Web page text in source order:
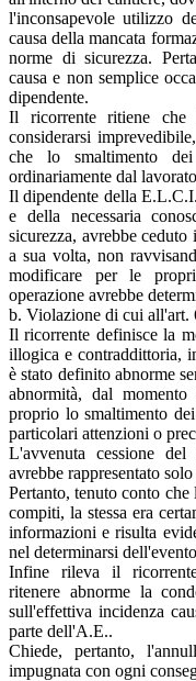
l'inconsapevole utilizzo
causa della mancata
norme di sicurezza.
causa e non semplice
dipendente.
Il ricorrente ritiene che
considerarsi
che lo smaltimento
ordinariamente dal
Il dipendente della
e della necessaria
sicurezza, avrebbe
a sua volta, non
modificare per le
operazione avrebbe
b. Violazione di cui all'art.
Il ricorrente definisce la
illogica e contraddittoria,
è stato definito abnorme
abnormità, dal
proprio lo smaltimento
particolari attenzioni o
L'avvenuta cessione
avrebbe rappresentato
Pertanto, tenuto conto
compiti, la stessa era
informazioni e risulta
nel determinarsi
Infine rileva il
ritenere abnorme la
sull'effettiva incidenza
parte dell'A.E..
Chiede, pertanto,
impugnata con ogni